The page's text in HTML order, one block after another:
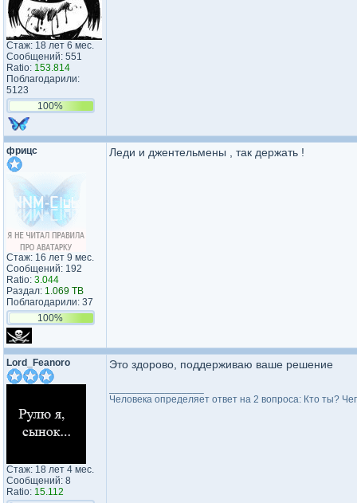
Стаж: 18 лет 6 мес.
Сообщений: 551
Ratio: 153.814
Поблагодарили:
5123
100%
фрицс
Стаж: 16 лет 9 мес.
Сообщений: 192
Ratio: 3.044
Раздал: 1.069 TB
Поблагодарили: 37
100%
Леди и джентельмены , так держать !
Lord_Feanoro
Стаж: 18 лет 4 мес.
Сообщений: 8
Ratio: 15.112
Это здорово, поддерживаю ваше решение
Человека определяет ответ на 2 вопроса: Кто ты?